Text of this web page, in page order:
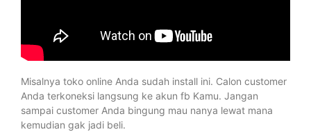
Misalnya toko online Anda sudah install ini. Calon customer
Anda terkoneksi langsung ke akun fb Kamu. Jangan
sampai customer Anda bingung mau nanya lewat mana
kemudian gak jadi beli.